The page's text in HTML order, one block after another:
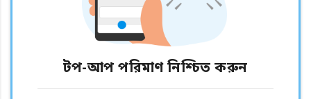
টপ-আপ পরিমাণ নিশ্চিত করুন